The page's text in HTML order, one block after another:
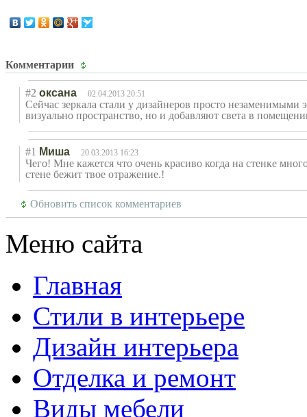
Комментарии
#2 оксана 02.04.2013 20:51
Сейчас зеркала стали у дизайнеров просто
визуально пространство, но и добавляют света в
#1 Миша 20.03.2013 16:23
Чего! Мне кажется что очень красиво когда на стенке
стене бежит твое отражение.!
Обновить список комментариев
Меню сайта
Главная
Стили в интерьере
Дизайн интерьера
Отделка и ремонт
Виды мебели